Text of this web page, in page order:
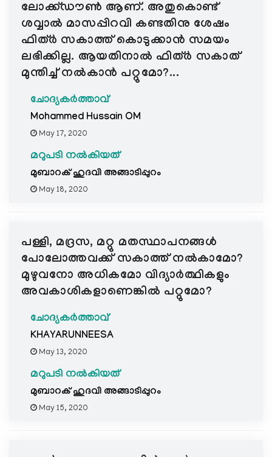
ലോക്ക്ഡൗണ്‍ ആണ്. അതുകൊണ്ട്
ശവ്വാൽ മാസപ്പിറവി കണ്ടതിനു ശേഷം
ഫിത്ർ സകാത്ത് കൊടുക്കാൻ സമയം
ലഭിക്കില്ല. ആയതിനാല്‍ ഫിത്ർ സകാത്
മുന്തിച്ച് നൽകാൻ പറ്റുമോ?...
ചോദ്യകർത്താവ്
Mohammed Hussain OM
May 17, 2020
മറുപടി നൽകിയത്
മുബാറക് ഹുദവി അങ്ങാടിപ്പുറം
May 18, 2020
പള്ളി, മദ്രസ, മറ്റു മതസ്ഥാപനങ്ങള്‍
പോലോത്തവക്ക് സകാത്ത് നൽകാമോ?
മുഴുവനോ അധികമോ വിദ്യാർത്ഥികളും
അവകാശികളാണെങ്കിൽ പറ്റുമോ?
ചോദ്യകർത്താവ്
KHAYARUNNEESA
May 13, 2020
മറുപടി നൽകിയത്
മുബാറക് ഹുദവി അങ്ങാടിപ്പുറം
May 15, 2020